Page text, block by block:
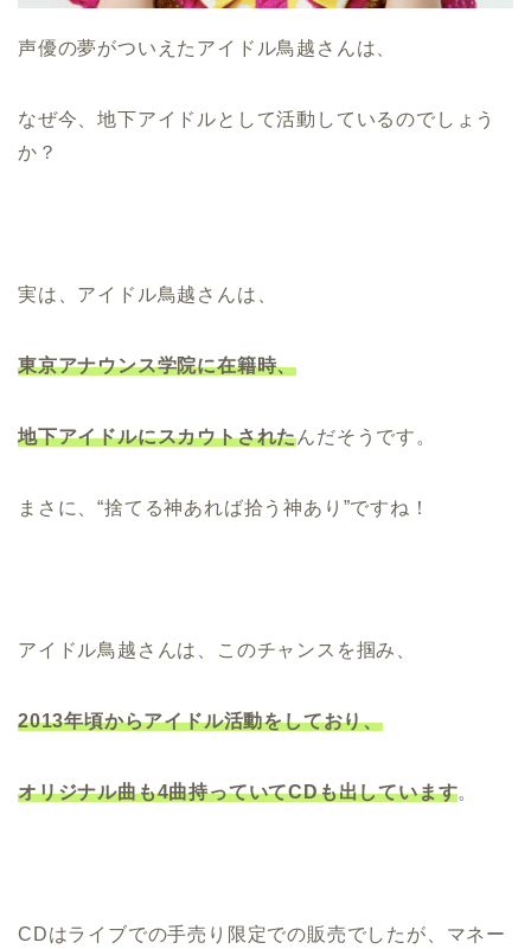
声優の夢がついえたアイドル鳥越さんは、
なぜ今、地下アイドルとして活動しているのでしょう
か？
実は、アイドル鳥越さんは、
東京アナウンス学院に在籍時、
地下アイドルにスカウトされたんだそうです。
まさに、“捨てる神あれば拾う神あり”ですね！
アイドル鳥越さんは、このチャンスを掴み、
2013年頃からアイドル活動をしており、
オリジナル曲も4曲持っていてCDも出しています。
CDはライブでの手売り限定での販売でしたが、マネー